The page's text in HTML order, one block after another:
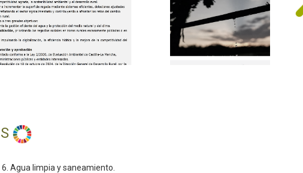
Agua limpia y saneamiento.